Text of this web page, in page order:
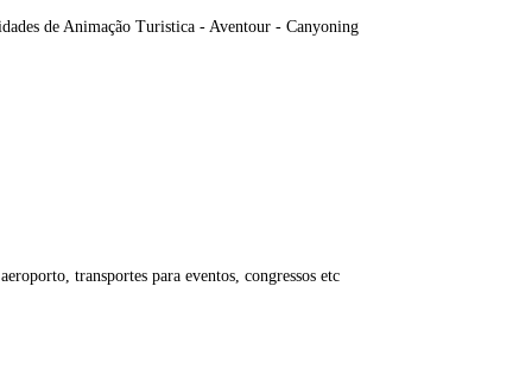
de Animação Turistica - Aventour - Canyoning
transportes para eventos, congressos etc